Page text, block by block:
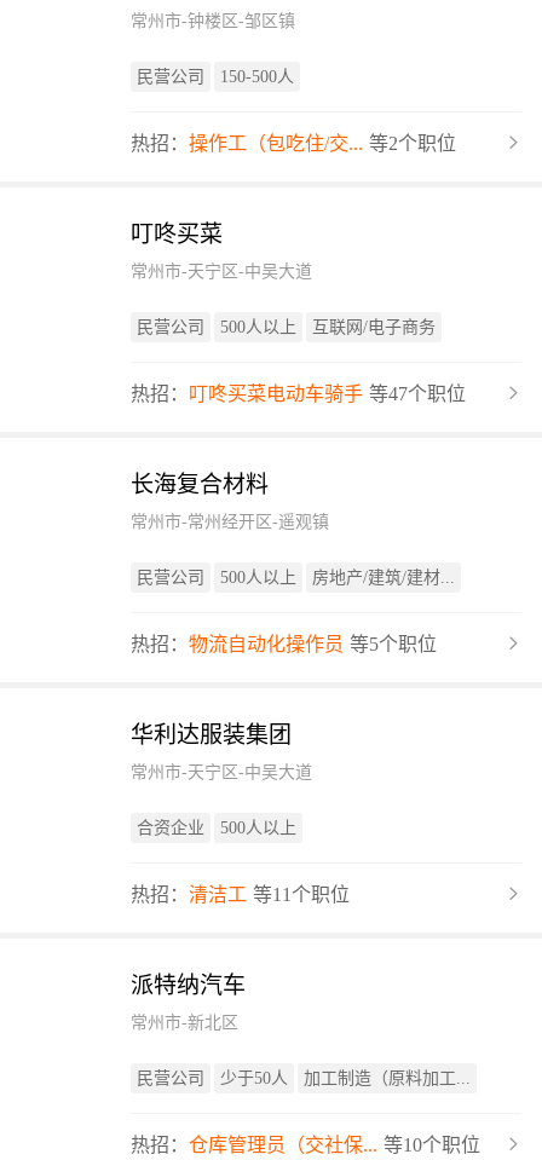
常州市-钟楼区-邹区镇
民营公司 150-500人
热招： 操作工（包吃住/交... 等2个职位
叮咚买菜
常州市-天宁区-中吴大道
民营公司 500人以上 互联网/电子商务
热招： 叮咚买菜电动车骑手 等47个职位
长海复合材料
常州市-常州经开区-遥观镇
民营公司 500人以上 房地产/建筑/建材...
热招： 物流自动化操作员 等5个职位
华利达服装集团
常州市-天宁区-中吴大道
合资企业 500人以上
热招： 清洁工 等11个职位
派特纳汽车
常州市-新北区
民营公司 少于50人 加工制造（原料加工...
热招： 仓库管理员（交社保... 等10个职位